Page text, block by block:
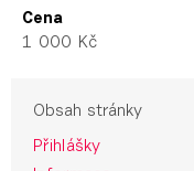
Cena
1 000 Kč
Obsah stránky
Přihlášky